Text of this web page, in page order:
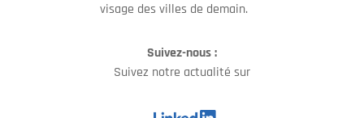
visage des villes de demain.
Suivez-nous :
Suivez notre actualité sur